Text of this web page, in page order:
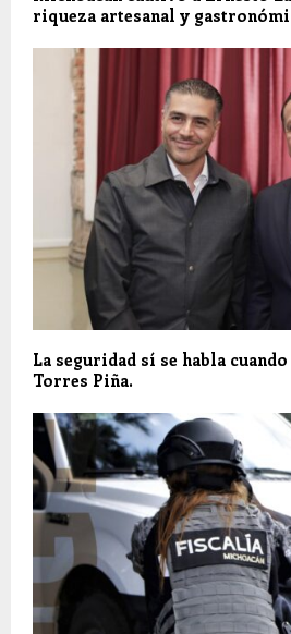
riqueza artesanal y
La seguridad sí se habla
Torres Piña.